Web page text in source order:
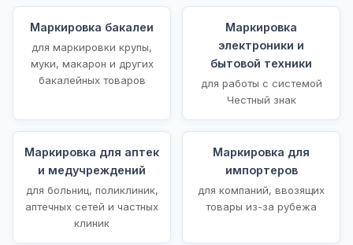
Маркировка бакалеи
для маркировки крупы,
муки, макарон и других
бакалейных товаров
Маркировка
электроники и
бытовой техники
для работы с системой
Честный знак
Маркировка для аптек
и медучреждений
для больниц, поликлиник,
аптечных сетей и частных
клиник
Маркировка для
импортеров
для компаний, ввозящих
товары из-за рубежа